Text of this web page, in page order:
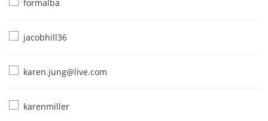
formalba
jacobhill36
karen.jung@live.com
karenmiller